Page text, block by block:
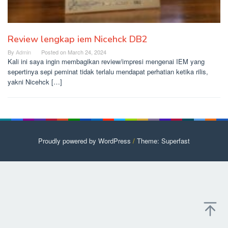
Review lengkap iem Nicehck DB2
By Admin Posted on March 24, 2024
Kali ini saya ingin membagikan review/impresi mengenai IEM yang
sepertinya sepi peminat tidak terlalu mendapat perhatian ketika rilis,
yakni Nicehck […]
Proudly powered by WordPress / Theme: Superfast